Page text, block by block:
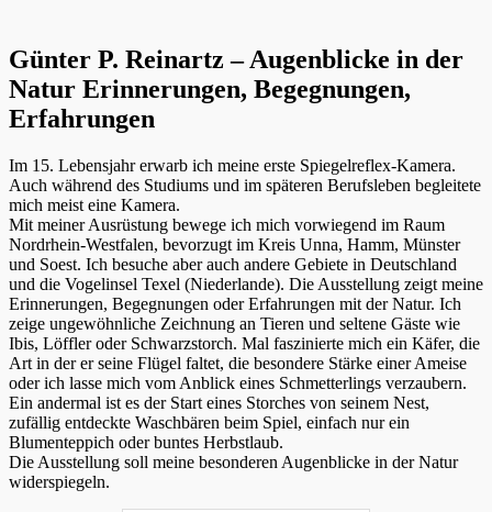
Günter P. Reinartz – Augenblicke in der
Natur Erinnerungen, Begegnungen,
Erfahrungen
Im 15. Lebensjahr erwarb ich meine erste Spiegelreflex-Kamera.
Auch während des Studiums und im späteren Berufsleben begleitete
mich meist eine Kamera.
Mit meiner Ausrüstung bewege ich mich vorwiegend im Raum
Nordrhein-Westfalen, bevorzugt im Kreis Unna, Hamm, Münster
und Soest. Ich besuche aber auch andere Gebiete in Deutschland
und die Vogelinsel Texel (Niederlande). Die Ausstellung zeigt meine
Erinnerungen, Begegnungen oder Erfahrungen mit der Natur. Ich
zeige ungewöhnliche Zeichnung an Tieren und seltene Gäste wie
Ibis, Löffler oder Schwarzstorch. Mal faszinierte mich ein Käfer, die
Art in der er seine Flügel faltet, die besondere Stärke einer Ameise
oder ich lasse mich vom Anblick eines Schmetterlings verzaubern.
Ein andermal ist es der Start eines Storches von seinem Nest,
zufällig entdeckte Waschbären beim Spiel, einfach nur ein
Blumenteppich oder buntes Herbstlaub.
Die Ausstellung soll meine besonderen Augenblicke in der Natur
widerspiegeln.